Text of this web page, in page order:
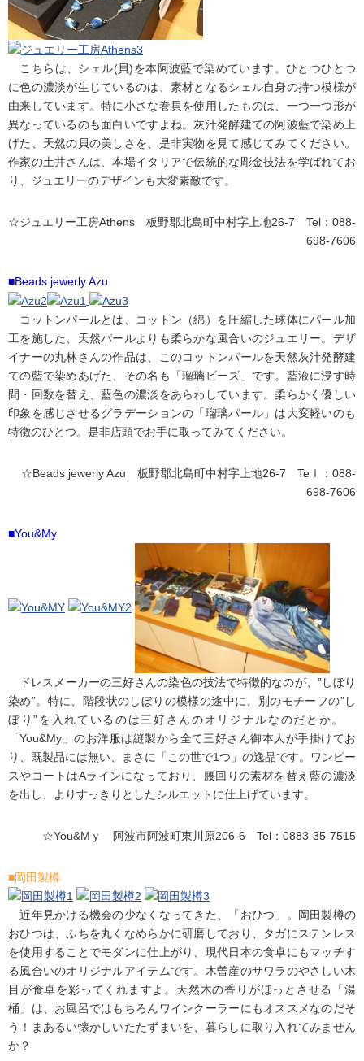
こちらは、シェル(貝)を本阿波藍で染めています。ひとつひとつ
に色の濃淡が生じているのは、素材となるシェル自身の持つ模様が
由来しています。特に小さな巻貝を使用したものは、一つ一つ形が
異なっているのも面白いですよね。灰汁発酵建ての阿波藍で染め上
げた、天然の貝の美しさを、是非実物を見て感じてみてください。
作家の土井さんは、本場イタリアで伝統的な彫金技法を学ばれてお
り、ジュエリーのデザインも大変素敵です。
☆ジュエリー工房Athens 板野郡北島町中村字上地26-7 Tel：088-
698-7606
■Beads jewerly Azu
コットンパールとは、コットン（綿）を圧縮した球体にパール加
工を施した、天然パールよりも柔らかな風合いのジュエリー。デザ
イナーの丸林さんの作品は、このコットンパールを天然灰汁発酵建
ての藍で染めあげた、その名も「瑠璃ビーズ」です。藍液に浸す時
間・回数を替え、藍色の濃淡をあらわしています。柔らかく優しい
印象を感じさせるグラデーションの「瑠璃パール」は大変軽いのも
特徴のひとつ。是非店頭でお手に取ってみてください。
☆Beads jewerly Azu 板野郡北島町中村字上地26-7 Teｌ：088-
698-7606
■You&My
ドレスメーカーの三好さんの染色の技法で特徴的なのが、”しぼり
染め”。特に、階段状のしぼりの模様の途中に、別のモチーフの”し
ぼり”を入れているのは三好さんのオリジナルなのだとか。
「You&My」のお洋服は縫製から全て三好さん御本人が手掛けてお
り、既製品には無い、まさに「この世で1つ」の逸品です。ワンピー
スやコートはAラインになっており、腰回りの素材を替え藍の濃淡
を出し、よりすっきりとしたシルエットに仕上げています。
☆You&Mｙ 阿波市阿波町東川原206-6 Tel：0883-35-7515
■岡田製樽
近年見かける機会の少なくなってきた、「おひつ」。岡田製樽の
おひつは、ふちを丸くなめらかに研磨しており、タガにステンレス
を使用することでモダンに仕上がり、現代日本の食卓にもマッチす
る風合いのオリジナルアイテムです。木曽産のサワラのやさしい木
目が食卓を彩ってくれますよ。天然木の香りがほっとさせる「湯
桶」は、お風呂ではもちろんワインクーラーにもオススメなのだそ
う！まあるい懐かしいたたずまいを、暮らしに取り入れてみません
か？